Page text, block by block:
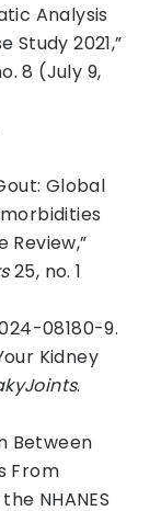
Analysis
Study 2021,”
8 (July 9,
Global
25, no. 1
08180-9.
Kidney
.
Between
From
NHANES